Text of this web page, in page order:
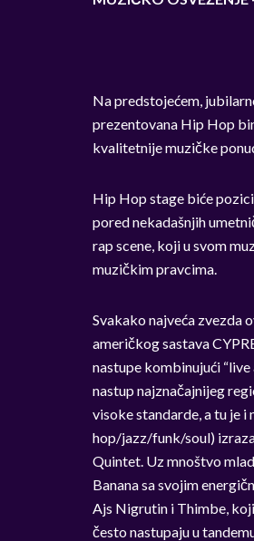
Na predstojećem,
prezentovana Hip Hop
kvalitetnije muzičke
Hip Hop stage biće
pored nekadašnjih
rap scene, koji u svom
muzičkim pravcima.
Svakako najveća zvezda
američkog sastava
nastupe kombinujući
nastup najznačajnijeg
visoke standarde, a tu je
hop/jazz/funk/soul)
Quintet. Uz mnoštvo
Banana sa svojim
Ajs Nigrutin i Thimbe,
često nastupaju u